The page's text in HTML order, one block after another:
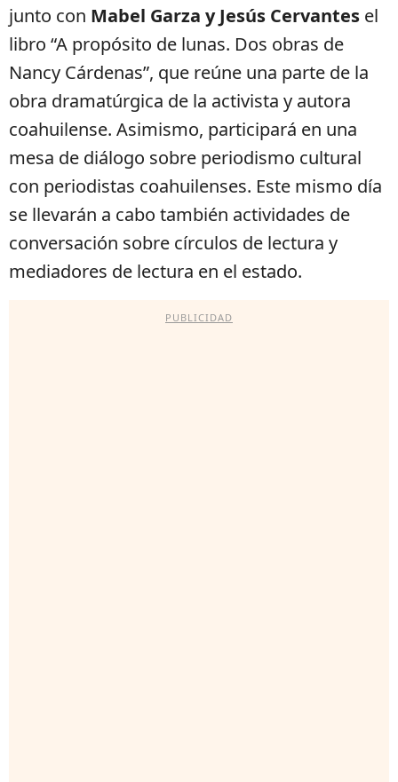
junto con Mabel Garza y Jesús Cervantes el
libro “A propósito de lunas. Dos obras de
Nancy Cárdenas”, que reúne una parte de la
obra dramatúrgica de la activista y autora
coahuilense. Asimismo, participará en una
mesa de diálogo sobre periodismo cultural
con periodistas coahuilenses. Este mismo día
se llevarán a cabo también actividades de
conversación sobre círculos de lectura y
mediadores de lectura en el estado.
PUBLICIDAD